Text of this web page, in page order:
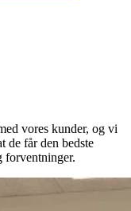
vores kunder, og vi
de får den bedste
forventninger.